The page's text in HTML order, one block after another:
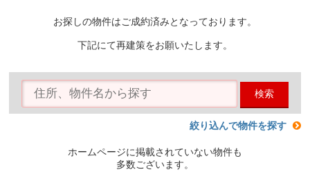
お探しの物件はご成約済みとなっております。
下記にて再建策をお願いたします。
検索
絞り込んで物件を探す
ホームページに掲載されていない物件も
多数ございます。